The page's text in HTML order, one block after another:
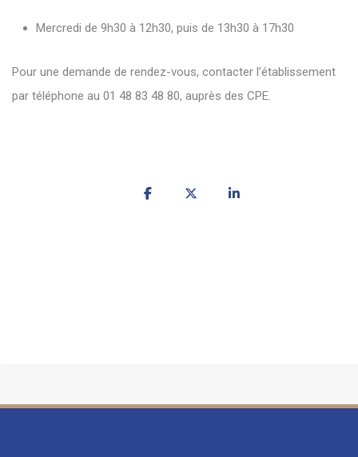
Mercredi de 9h30 à 12h30, puis de 13h30 à 17h30
Pour une demande de rendez-vous, contacter l’établissement
par téléphone au 01 48 83 48 80, auprès des CPE.